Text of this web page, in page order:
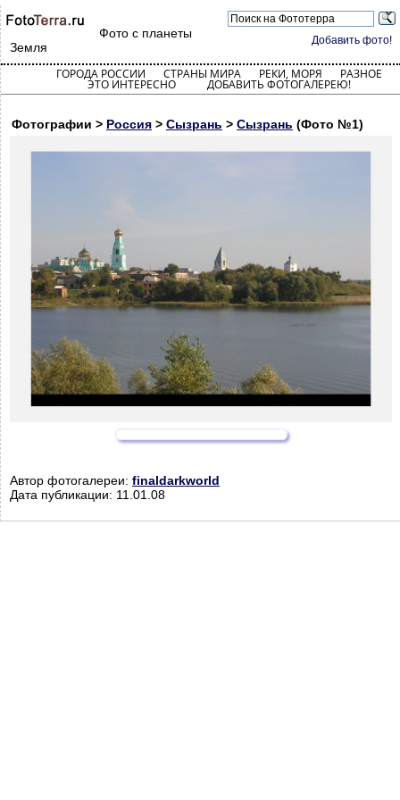
Добавить фото!
Фото с планеты
Земля
ГОРОДА РОССИИ СТРАНЫ МИРА РЕКИ, МОРЯ РАЗНОЕ
ЭТО ИНТЕРЕСНО ДОБАВИТЬ ФОТОГАЛЕРЕЮ!
Фотографии > Россия > Сызрань > Сызрань (Фото №1)
Автор фотогалереи: finaldarkworld
Дата публикации: 11.01.08